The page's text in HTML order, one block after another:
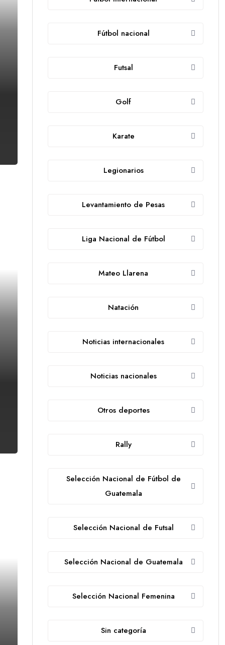
Fútbol nacional
Futsal
Golf
Karate
Legionarios
Levantamiento de Pesas
Liga Nacional de Fútbol
Mateo Llarena
Natación
Noticias internacionales
Noticias nacionales
Otros deportes
Rally
Selección Nacional de Fútbol de
Guatemala
Selección Nacional de Futsal
Selección Nacional de Guatemala
Selección Nacional Femenina
Sin categoría